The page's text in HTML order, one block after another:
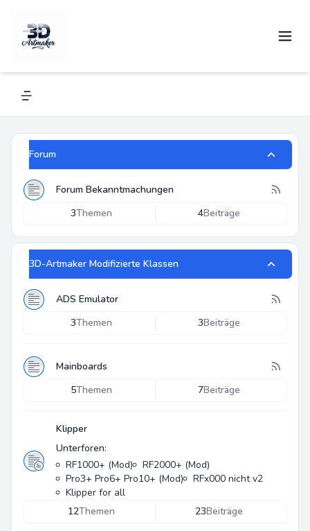
3D-Artmaker
Navigation menu
Forum
Forum Bekanntmachungen
3Themen 4Beiträge
3D-Artmaker Modifizierte Klassen
ADS Emulator
3Themen 3Beiträge
Mainboards
5Themen 7Beiträge
Klipper
Unterforen:
RF1000+ (Mod)
RF2000+ (Mod)
Pro3+ Pro6+ Pro10+ (Mod)
RFx000 nicht v2
Klipper for all
12Themen 23Beiträge